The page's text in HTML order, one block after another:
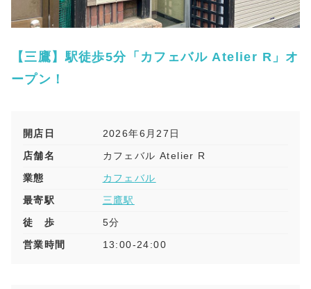
【三鷹】駅徒歩5分「カフェバル Atelier R」オ
ープン！
開店日
2026年6月27日
店舗名
カフェバル Atelier R
業態
カフェ バル
最寄駅
三鷹駅
徒 歩
5分
営業時間
13:00-24:00